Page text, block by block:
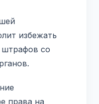
избежать
со
права на